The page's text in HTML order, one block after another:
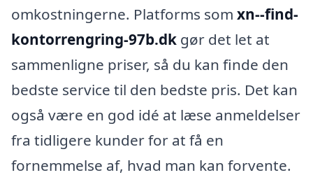
omkostningerne. Platforms som xn--find-
kontorrengring-97b.dk gør det let at
sammenligne priser, så du kan finde den
bedste service til den bedste pris. Det kan
også være en god idé at læse anmeldelser
fra tidligere kunder for at få en
fornemmelse af, hvad man kan forvente.